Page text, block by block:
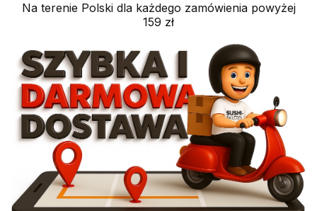
Na terenie Polski dla każdego zamówienia powyżej
159 zł